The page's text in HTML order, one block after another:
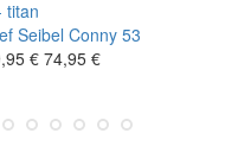
Seibel Conny 53
€74,95 €